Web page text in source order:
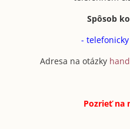
Spôsob
- telefonicky
Adresa na otázky
Pozrieť na